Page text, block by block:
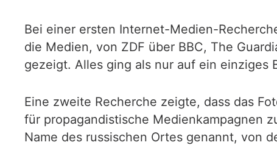
Bei einer ersten Internet-Medien-
die Medien, von ZDF über BBC, The
gezeigt. Alles ging als nur auf ein einziges
Eine zweite Recherche zeigte, dass das
für propagandistische Medienkampagnen
Name des russischen Ortes genannt, von